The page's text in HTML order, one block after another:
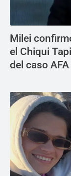
Milei
el Chiqui
del caso AFA